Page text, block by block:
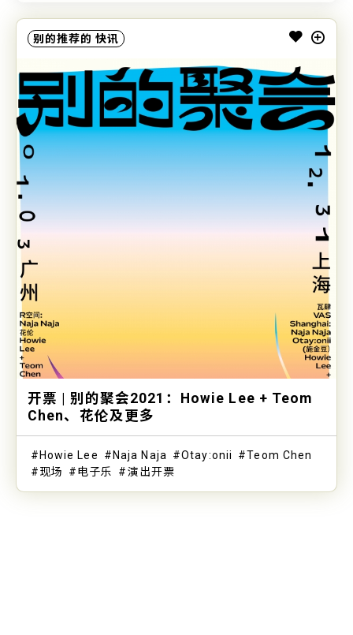
别的推荐的 快讯
开票 | 别的聚会2021：Howie Lee + Teom
Chen、花伦及更多
Howie Lee Naja Naja Otay:onii
Teom Chen
现场
电子乐 演出开票